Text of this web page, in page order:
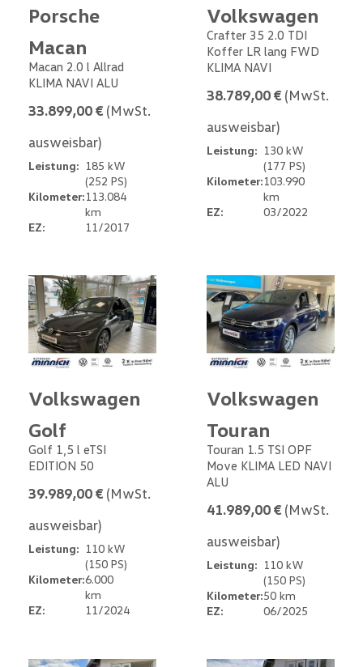
Porsche
Macan
Macan 2.0 l Allrad
KLIMA NAVI ALU
33.899,00 € (MwSt.
ausweisbar)
Leistung: 185 kW
(252 PS)
Kilometer:113.084
km
EZ:
11/2017
Volkswagen
Crafter 35 2.0 TDI
Koffer LR lang FWD
KLIMA NAVI
38.789,00 € (MwSt.
ausweisbar)
Leistung: 130 kW
(177 PS)
Kilometer:103.990
km
EZ:
03/2022
Volkswagen
Golf
Golf 1,5 l eTSI
EDITION 50
39.989,00 € (MwSt.
ausweisbar)
Leistung: 110 kW
(150 PS)
Kilometer:6.000
km
EZ:
11/2024
Volkswagen
Touran
Touran 1.5 TSI OPF
Move KLIMA LED NAVI
ALU
41.989,00 € (MwSt.
ausweisbar)
Leistung: 110 kW
(150 PS)
Kilometer:50 km
EZ:
06/2025